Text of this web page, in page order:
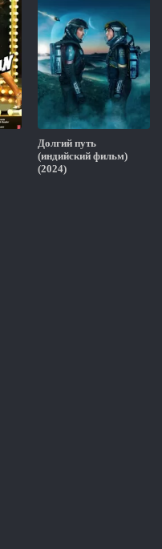
Долгий путь
(индийский фильм)
(2024)